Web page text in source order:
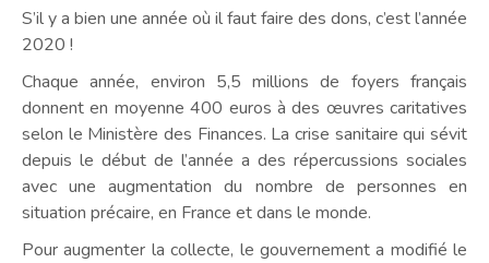
S’il y a bien une année où il faut faire des dons, c’est l’année
2020 !
Chaque année, environ 5,5 millions de foyers français
donnent en moyenne 400 euros à des œuvres caritatives
selon le Ministère des Finances. La crise sanitaire qui sévit
depuis le début de l’année a des répercussions sociales
avec une augmentation du nombre de personnes en
situation précaire, en France et dans le monde.
Pour augmenter la collecte, le gouvernement a modifié le